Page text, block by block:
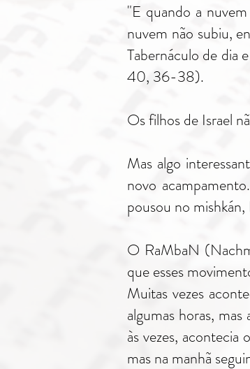
"E quando a
nuvem não subiu,
Tabernáculo de dia
40, 36-38).
Os filhos de Israel
Mas algo
novo
pousou no
O RaMbaN
que esses
Muitas vezes
algumas horas,
às vezes,
mas na manhã